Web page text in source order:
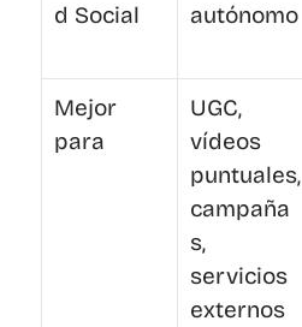
d Social
autónomo
Mejor
para
UGC,
vídeos
puntuales,
campaña
s,
servicios
externos